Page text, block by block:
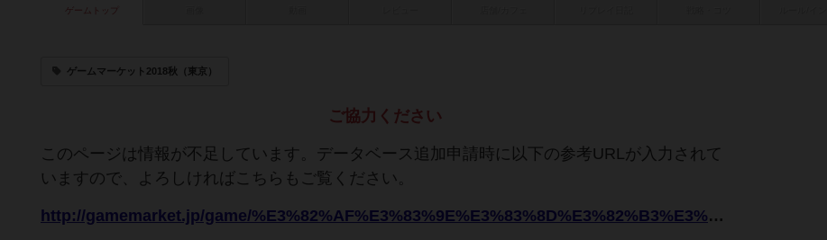
ゲーム
ゲームマーケット2018秋（東京）
ご協力ください
このページは情報が不足しています。データベース追加申請時に以下の参考URLが入力されて
いますので、よろしければこちらもご覧ください。
http://gamemarket.jp/game/%E3%82%AF%E3%83%9E%E3%83%8D%E3%82%B3%E3%83%91%E3%83%B3%E3%83%80/